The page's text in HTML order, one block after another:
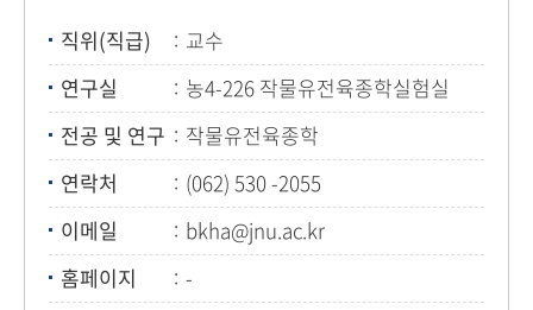
직위(직급)
교수
연구실
농4-226 작물유전육종학실험실
전공 및 연구
작물유전육종학
연락처
(062) 530 -2055
이메일
bkha@jnu.ac.kr
홈페이지
-